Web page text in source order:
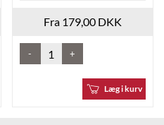
Fra 179,00 DKK
- +
Læg i kurv